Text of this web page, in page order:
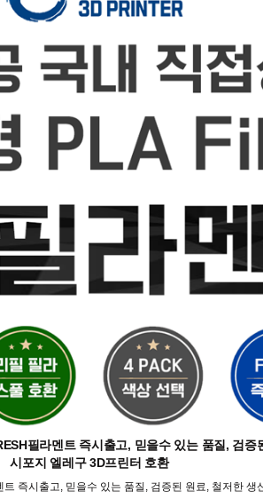
필라멘트 즉시출고, 믿을수 있는 품질, 검
시포지 엘레구 3D프린터 호환
즉시출고, 믿을수 있는 품질, 검증된 원료, 철저한